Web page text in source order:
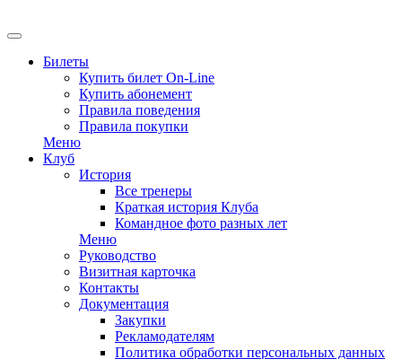
Билеты
Купить билет On-Line
Купить абонемент
Правила поведения
Правила покупки
Меню
Клуб
История
Все тренеры
Краткая история Клуба
Командное фото разных лет
Меню
Руководство
Визитная карточка
Контакты
Документация
Закупки
Рекламодателям
Политика обработки персональных данных